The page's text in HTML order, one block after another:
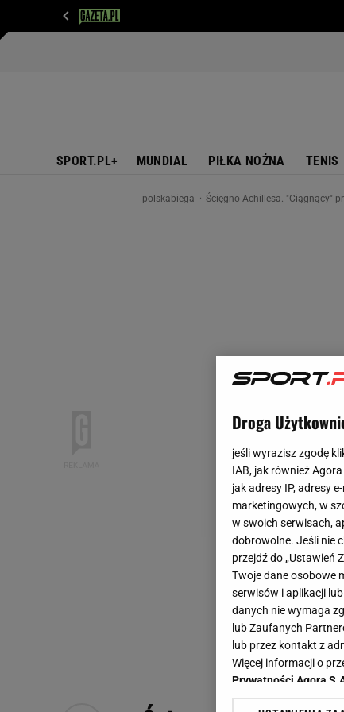
SPORT.PL+ MUNDIAL PIŁKA NOŻNA TENIS
polskabiega Ścięgno Achillesa. "Ciągnący"
Droga
jeśli wyrazisz zgodę
IAB, jak również
jak adresy IP, adresy
marketingowych, w
w swoich serwisach,
dobrowolne. Jeśli nie
przejdź do „Ustawień
Twoje dane osobowe
serwisów i aplikacji
danych nie wymaga
lub Zaufanych
lub przez kontakt z
Więcej informacji o
Prywatności Agora